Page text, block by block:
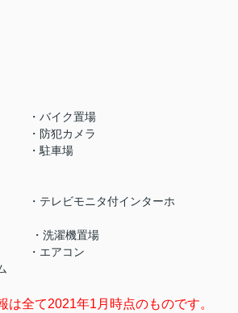
・バイク置場
防犯カメラ
・駐車場
テレビモニタ付インターホ
チン ・洗濯機置場
・エアコン
全て2021年1月時点のものです。